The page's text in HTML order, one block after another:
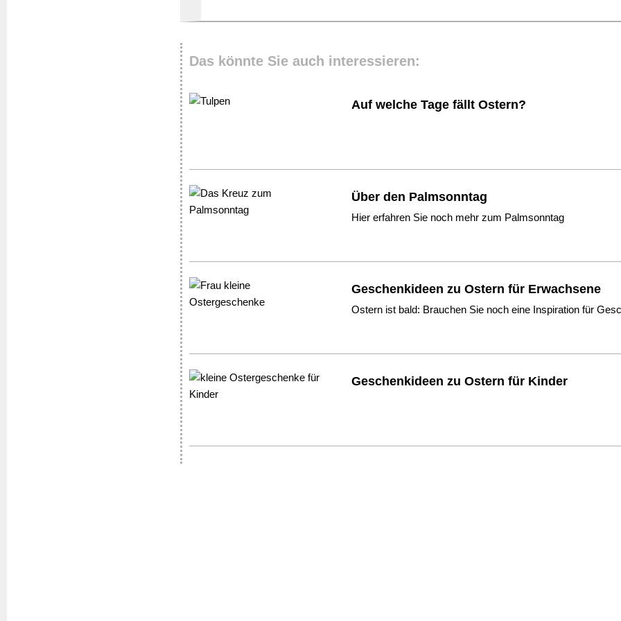
Das könnte Sie auch interessieren:
Auf welche Tage fällt Ostern?
Über den Palmsonntag
Hier erfahren Sie noch mehr zum Palmsonntag
Geschenkideen zu Ostern für Erwachsene
Ostern ist bald: Brauchen Sie noch eine Inspiration für
Geschenkideen zu Ostern für Kinder